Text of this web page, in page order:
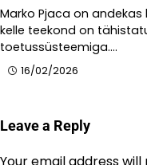
Marko Pjaca on
kelle teekond on
toetussüsteemiga.…
16/02/2026
Leave a Reply